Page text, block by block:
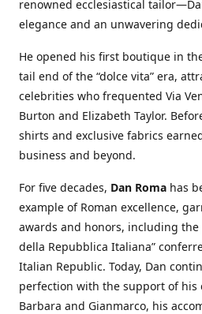
renowned ecclesiastical
elegance and an unwavering
He opened his first boutique in
tail end of the “dolce vita” era,
celebrities who frequented Via
Burton and Elizabeth Taylor.
shirts and exclusive fabrics
business and beyond.
For five decades, Dan Roma has
example of Roman excellence,
awards and honors, including the
della Repubblica Italiana”
Italian Republic. Today, Dan
perfection with the support of
Barbara and Gianmarco, his